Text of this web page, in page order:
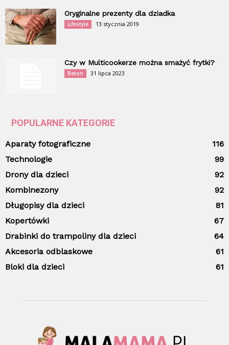
Oryginalne prezenty dla dziadka
Lifestyle 13 stycznia 2019
Czy w Multicookerze można smażyć frytki?
Beton 31 lipca 2023
POPULARNE KATEGORIE
Aparaty fotograficzne
116
Technologie
99
Drony dla dzieci
92
Kombinezony
92
Długopisy dla dzieci
81
Kopertówki
67
Drabinki do trampoliny dla dzieci
64
Akcesoria odblaskowe
61
Bloki dla dzieci
61